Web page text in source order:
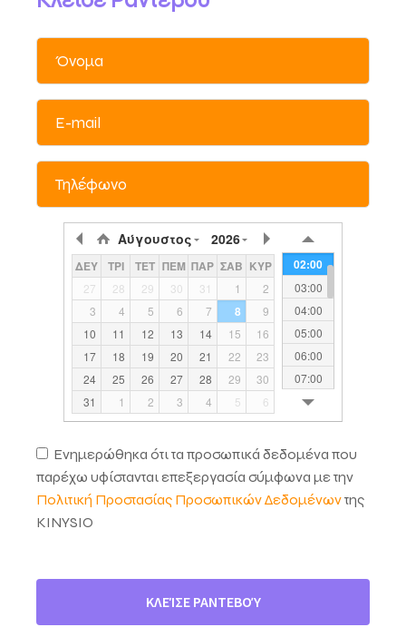
Αύγουστος 2026
ΔΕΥ ΤΡΙ ΤΕΤ ΠΕΜ ΠΑΡ ΣΑΒ ΚΥΡ
27 28 29 30 31 1
2
3
4 5 6 7 8
9
10
11 12 13 14 15
16
17
18 19 20 21 22
23
24
25 26 27 28 29
30
31
1 2 3 4 5 6
01:00
02:00
03:00
04:00
05:00
06:00
07:00
08:00
09:00
10:00
12:00
16:00
18:00
Ενημερώθηκα ότι τα προσωπικά δεδομένα που
παρέχω υφίστανται επεξεργασία σύμφωνα με την
Πολιτική Προστασίας Προσωπικών Δεδομένωντης
KINYSIO